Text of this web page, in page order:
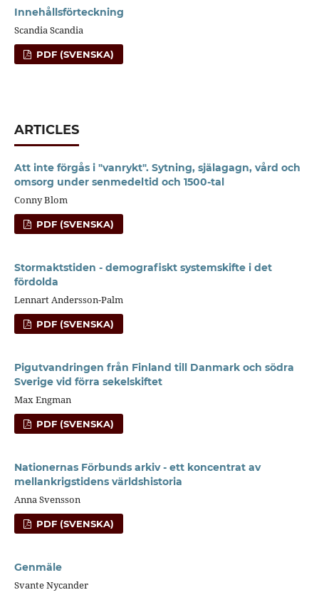
Innehållsförteckning
Scandia Scandia
PDF (SVENSKA)
ARTICLES
Att inte förgås i "vanrykt". Sytning, själagagn, vård och
omsorg under senmedeltid och 1500-tal
Conny Blom
PDF (SVENSKA)
Stormaktstiden - demografiskt systemskifte i det
fördolda
Lennart Andersson-Palm
PDF (SVENSKA)
Pigutvandringen från Finland till Danmark och södra
Sverige vid förra sekelskiftet
Max Engman
PDF (SVENSKA)
Nationernas Förbunds arkiv - ett koncentrat av
mellankrigstidens världshistoria
Anna Svensson
PDF (SVENSKA)
Genmäle
Svante Nycander